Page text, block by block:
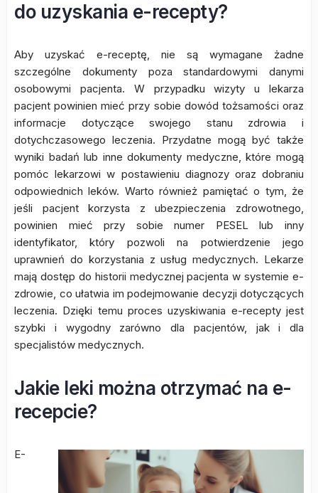
do uzyskania e-recepty?
Aby uzyskać e-receptę, nie są wymagane żadne
szczególne dokumenty poza standardowymi danymi
osobowymi pacjenta. W przypadku wizyty u lekarza
pacjent powinien mieć przy sobie dowód tożsamości oraz
informacje dotyczące swojego stanu zdrowia i
dotychczasowego leczenia. Przydatne mogą być także
wyniki badań lub inne dokumenty medyczne, które mogą
pomóc lekarzowi w postawieniu diagnozy oraz dobraniu
odpowiednich leków. Warto również pamiętać o tym, że
jeśli pacjent korzysta z ubezpieczenia zdrowotnego,
powinien mieć przy sobie numer PESEL lub inny
identyfikator, który pozwoli na potwierdzenie jego
uprawnień do korzystania z usług medycznych. Lekarze
mają dostęp do historii medycznej pacjenta w systemie e-
zdrowie, co ułatwia im podejmowanie decyzji dotyczących
leczenia. Dzięki temu proces uzyskiwania e-recepty jest
szybki i wygodny zarówno dla pacjentów, jak i dla
specjalistów medycznych.
Jakie leki można otrzymać na e-
recepcie?
E-